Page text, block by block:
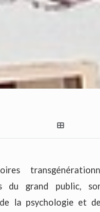
du grand public,
la psychologie et